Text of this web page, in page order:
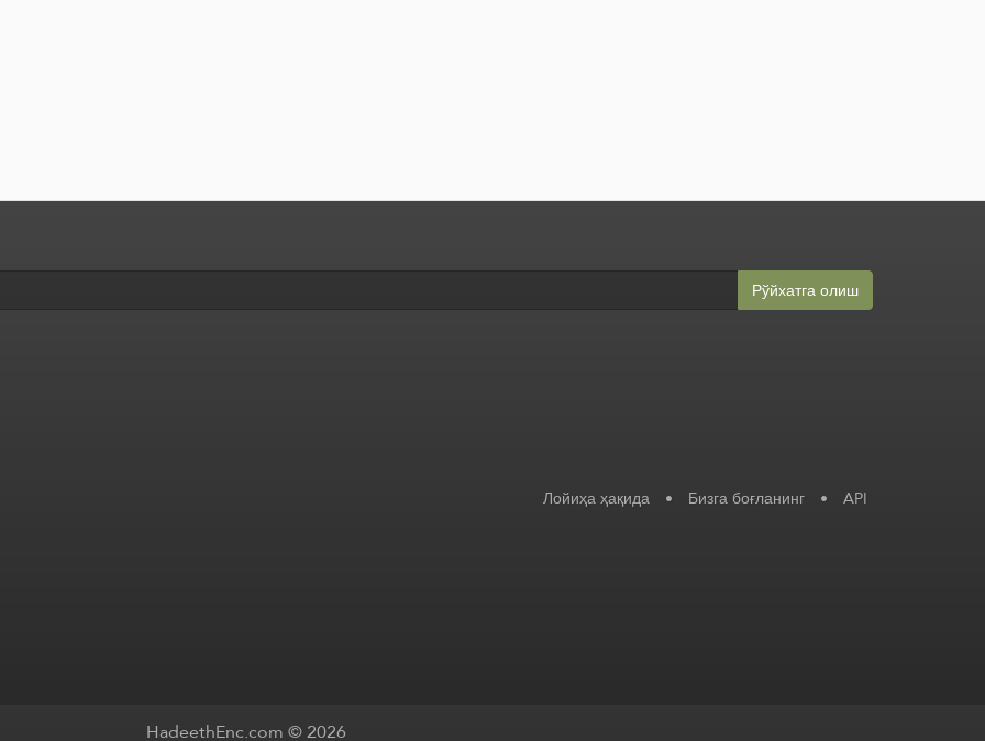
Рўйхатга олиш
Лойиҳа ҳақида • Бизга боғланинг • API
HadeethEnc.com © 2026